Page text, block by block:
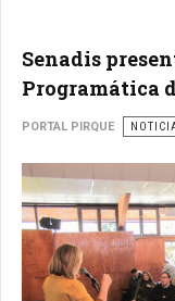
Senadis
Programática
PORTAL PIRQUE